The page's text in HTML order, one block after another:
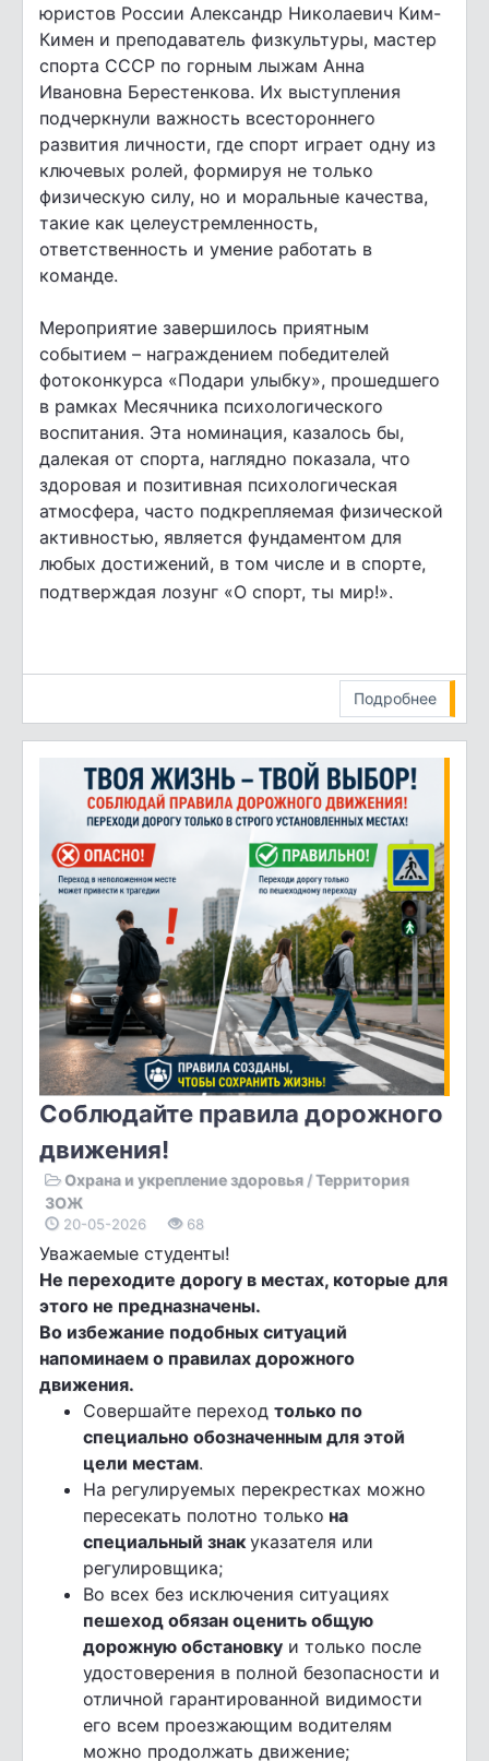
юристов России Александр Николаевич Ким-
Кимен и преподаватель физкультуры, мастер
спорта СССР по горным лыжам Анна
Ивановна Берестенкова. Их выступления
подчеркнули важность всестороннего
развития личности, где спорт играет одну из
ключевых ролей, формируя не только
физическую силу, но и моральные качества,
такие как целеустремленность,
ответственность и умение работать в
команде.
Мероприятие завершилось приятным
событием – награждением победителей
фотоконкурса «Подари улыбку», прошедшего
в рамках Месячника психологического
воспитания. Эта номинация, казалось бы,
далекая от спорта, наглядно показала, что
здоровая и позитивная психологическая
атмосфера, часто подкрепляемая физической
активностью, является фундаментом для
любых достижений, в том числе и в спорте,
подтверждая лозунг «О спорт, ты мир!».
Подробнее
Соблюдайте правила дорожного
движения!
Охрана и укрепление здоровья /Территория
ЗОЖ
20-05-2026 68
Уважаемые студенты!
Не переходите дорогу в местах, которые для
этого не предназначены.
Во избежание подобных ситуаций
напоминаем о правилах дорожного
движения.
Совершайте переход только по
специально обозначенным для этой
цели местам.
На регулируемых перекрестках можно
пересекать полотно только на
специальный знак указателя или
регулировщика;
Во всех без исключения ситуациях
пешеход обязан оценить общую
дорожную обстановку и только после
удостоверения в полной безопасности и
отличной гарантированной видимости
его всем проезжающим водителям
можно продолжать движение;